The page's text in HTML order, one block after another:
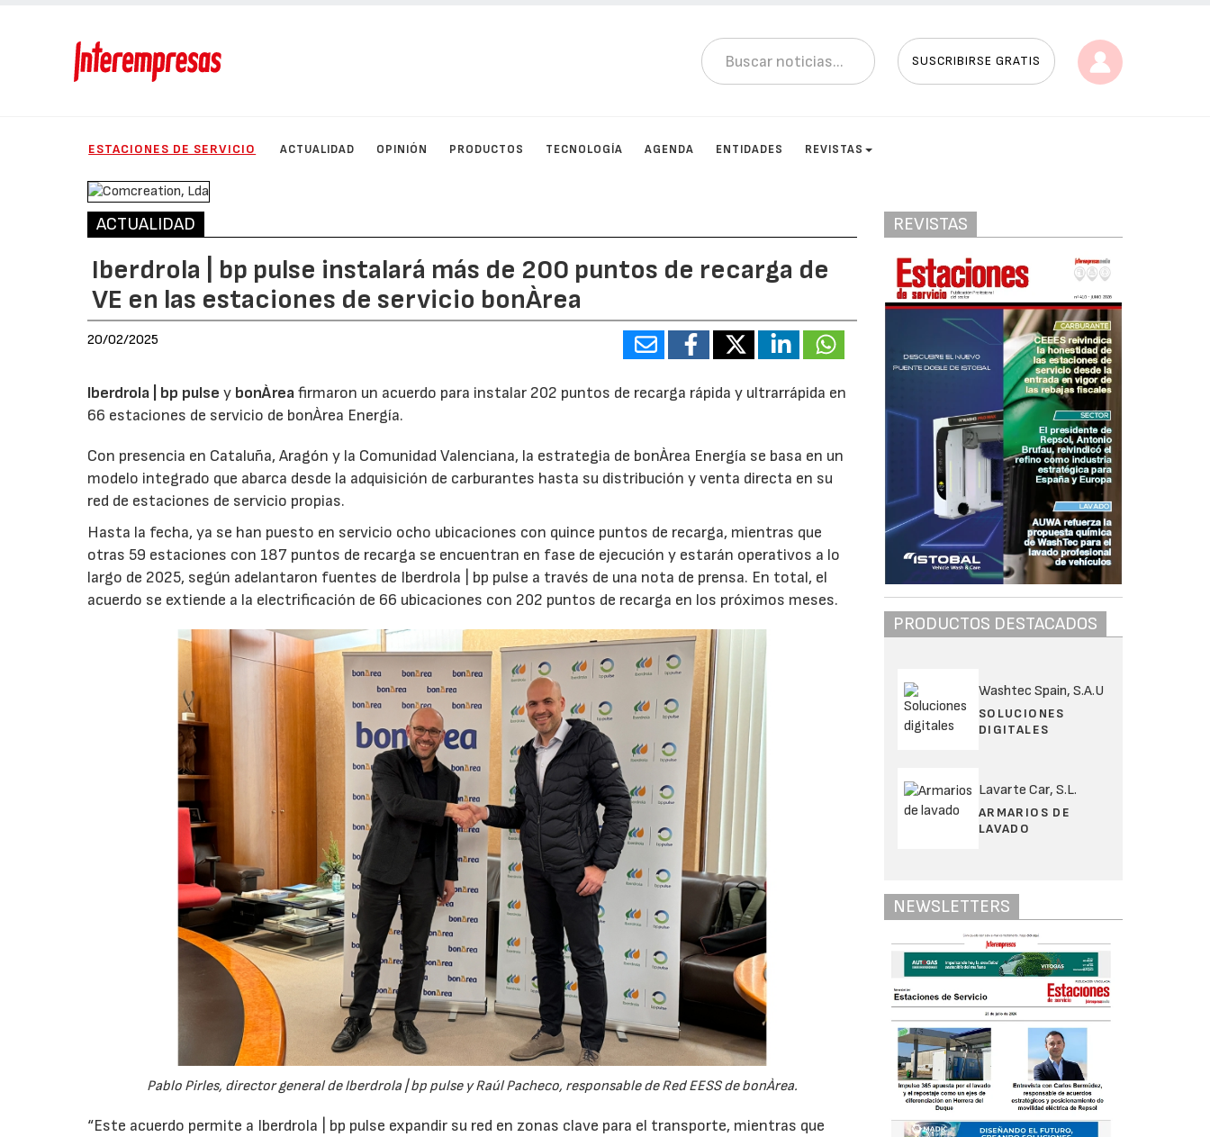
SUSCRIBIRSE GRATIS
ESTACIONES DE SERVICIO ACTUALIDAD OPINIÓN PRODUCTOS TECNOLOGÍA AGENDA ENTIDADES REVISTAS
ACTUALIDAD
Iberdrola | bp pulse instalará más de 200 puntos de recarga de
VE en las estaciones de servicio bonÀrea
20/02/2025
Iberdrola | bp pulse y bonÀreafirmaron un acuerdo para instalar 202 puntos de recarga rápida y ultrarrápida en
66 estaciones de servicio de bonÀrea Energía.
Con presencia en Cataluña, Aragón y la Comunidad Valenciana, la estrategia de bonÀrea Energía se basa en un
modelo integrado que abarca desde la adquisición de carburantes hasta su distribución y venta directa en su
red de estaciones de servicio propias.
Hasta la fecha, ya se han puesto en servicio ocho ubicaciones con quince puntos de recarga, mientras que
otras 59 estaciones con 187 puntos de recarga se encuentran en fase de ejecución y estarán operativos a lo
largo de 2025, según adelantaron fuentes de Iberdrola | bp pulse a través de una nota de prensa. En total, el
acuerdo se extiende a la electrificación de 66 ubicaciones con 202 puntos de recarga en los próximos meses.
Pablo Pirles, director general de Iberdrola | bp pulse y Raúl Pacheco, responsable de Red EESS de bonÀrea.
“Este acuerdo permite a Iberdrola | bp pulse expandir su red en zonas clave para el transporte, mientras que
REVISTAS
PRODUCTOS DESTACADOS
Washtec Spain, S.A.U
SOLUCIONES
DIGITALES
Lavarte Car, S.L.
ARMARIOS DE
LAVADO
NEWSLETTERS